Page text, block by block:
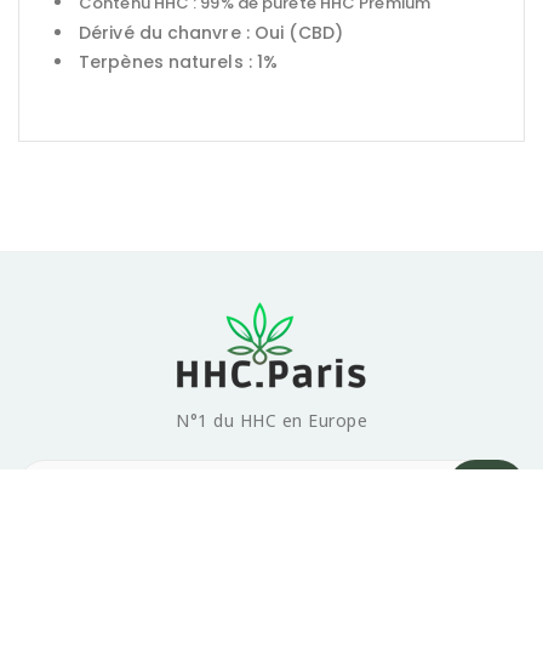
Dérivé du chanvre : Oui (CBD)
Terpènes naturels : 1%
N°1 du HHC en Europe